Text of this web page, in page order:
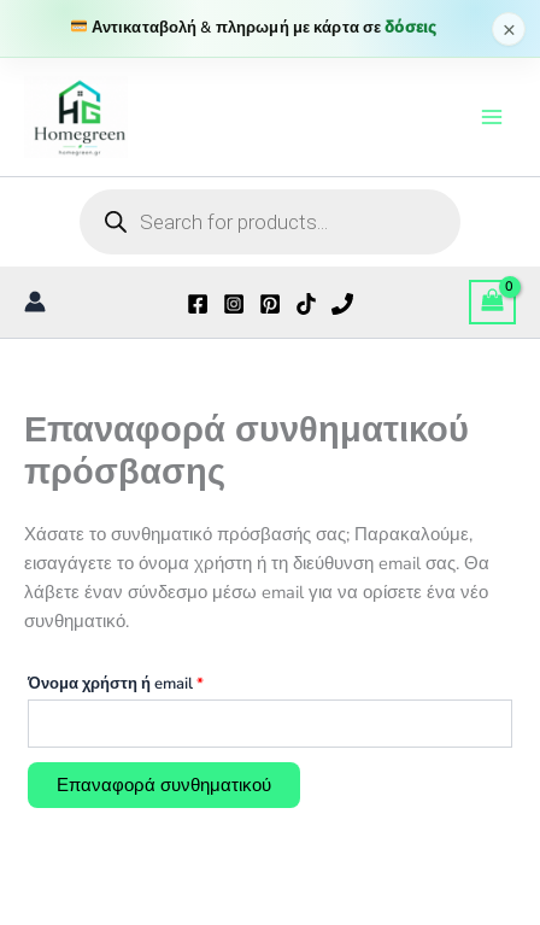
Αντικαταβολή & πληρωμή με κάρτα σεδόσεις ×
περιεχόμενο
search
Επαναφορά συνθηματικού
πρόσβασης
Χάσατε το συνθηματικό πρόσβασής σας; Παρακαλούμε,
εισαγάγετε το όνομα χρήστη ή τη διεύθυνση email σας. Θα
λάβετε έναν σύνδεσμο μέσω email για να ορίσετε ένα νέο
συνθηματικό.
Όνομα χρήστη ή email*Απαιτείται
Επαναφορά συνθηματικού